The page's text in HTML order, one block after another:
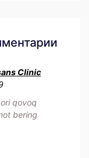
Clinic
qovoq
bering